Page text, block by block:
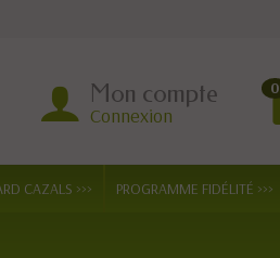
Mon compte
Connexion
0
CAZALS >>> PROGRAMME FIDÉLITÉ >>>